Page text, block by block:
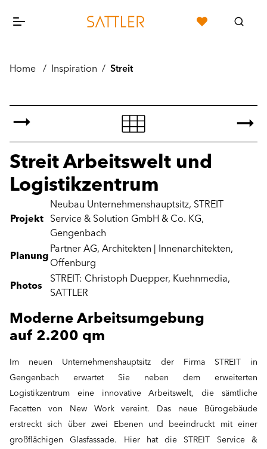
Home / Inspiration / Streit
Streit Arbeitswelt und
Logistikzentrum
Projekt
Neubau Unternehmenshauptsitz, STREIT
Service & Solution GmbH & Co. KG,
Gengenbach
Planung
Partner AG, Architekten | Innenarchitekten,
Offenburg
Photos
STREIT: Christoph Duepper, Kuehnmedia,
SATTLER
Moderne Arbeitsumgebung
auf 2.200 qm
Im neuen Unternehmenshauptsitz der Firma STREIT in
Gengenbach erwartet Sie neben dem erweiterten
Logistikzentrum eine innovative Arbeitswelt, die sämtliche
Facetten von New Work vereint. Das neue Bürogebäude
erstreckt sich über zwei Ebenen und beeindruckt mit einer
großflächigen Glasfassade. Hier hat die STREIT Service &